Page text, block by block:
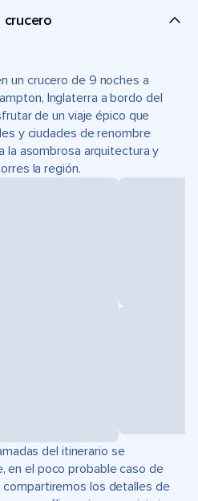
crucero
un crucero de 9 noches a
Inglaterra a bordo del
de un viaje épico que
y ciudades de renombre
la asombrosa arquitectura y
la región.
del itinerario se
en el poco probable caso de
los detalles de